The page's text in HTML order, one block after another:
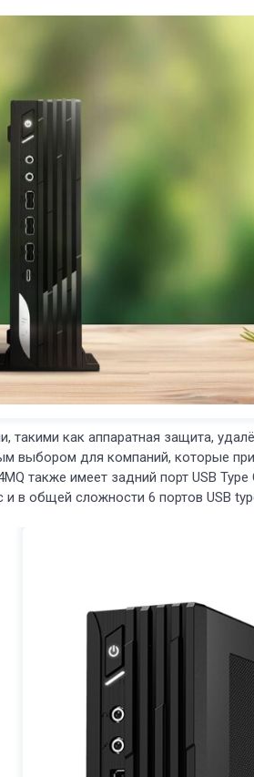
как аппаратная защита,
выбором для компаний, которые
также имеет задний порт USB
в общей сложности 6 портов USB